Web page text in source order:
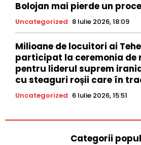
Bolojan mai pierde un
Uncategorized 8 Iulie 2026, 18:09
Milioane de locuitori ai
participat la ceremonia de
pentru liderul suprem
cu steaguri roșii care în
Uncategorized 6 Iulie 2026, 15:51
Categorii